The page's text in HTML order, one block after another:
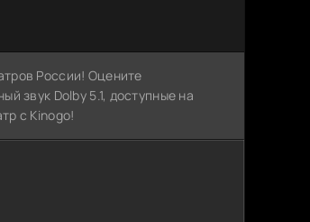
России! Оцените
звук Dolby 5.1, доступные на
с Kinogo!